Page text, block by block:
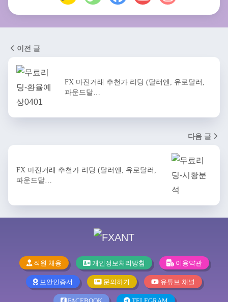
이전 글
FX 마진거래 추천가 리딩 (달러엔, 유로달러,
파운드달…
다음 글
FX 마진거래 추천가 리딩 (달러엔, 유로달러,
파운드달…
직원 채용 개인정보처리방침 이용약관
보안인증서 문의하기 유튜브 채널